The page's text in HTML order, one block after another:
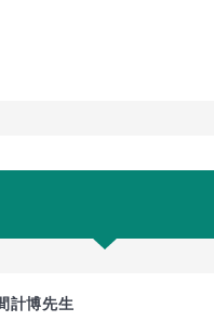
計博先生